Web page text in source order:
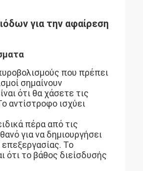
για την αφαίρεση
που πρέπει
σημαίνουν
ότι θα χάσετε τις
αντίστροφο ισχύει
πέρα από τις
για να δημιουργήσει
Το
ότι το βάθος διείσδυσής